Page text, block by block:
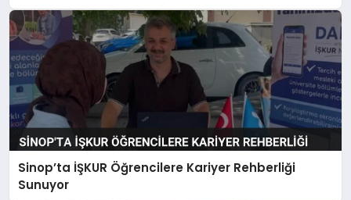
Sinop’ta İŞKUR Öğrencilere Kariyer Rehberliği
Sunuyor